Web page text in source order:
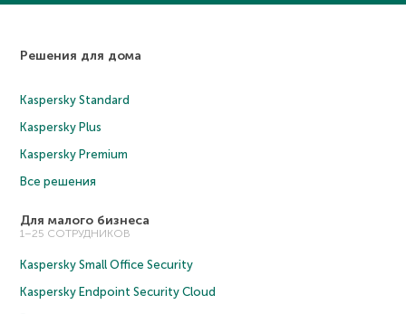
Решения для дома
Kaspersky Standard
Kaspersky Plus
Kaspersky Premium
Все решения
Для малого бизнеса
1–25 СОТРУДНИКОВ
Kaspersky Small Office Security
Kaspersky Endpoint Security Cloud